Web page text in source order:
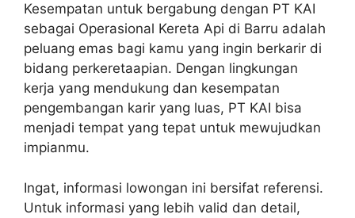
Kesempatan untuk bergabung dengan PT KAI
sebagai Operasional Kereta Api di Barru adalah
peluang emas bagi kamu yang ingin berkarir di
bidang perkeretaapian. Dengan lingkungan
kerja yang mendukung dan kesempatan
pengembangan karir yang luas, PT KAI bisa
menjadi tempat yang tepat untuk mewujudkan
impianmu.
Ingat, informasi lowongan ini bersifat referensi.
Untuk informasi yang lebih valid dan detail,